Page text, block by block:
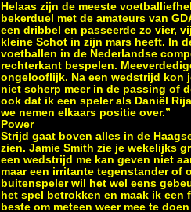
Helaas zijn de meeste
bekerduel met de amateurs van
een dribbel en passeerde zo vier,
kleine Schot in zijn mars heeft. In
voetballen in de Nederlandse
rechterkant bespelen.
ongelooflijk. Na een wedstrijd kon
niet scherp meer in de passing of
ook dat ik een speler als Daniël
we nemen elkaars positie over.’’
Power
Strijd gaat boven alles in de
zien. Jamie Smith zie je wekelijks
een wedstrijd me kan geven niet
maar een irritante tegenstander of
buitenspeler wil het wel eens
het spel betrokken en maak ik
beste om meteen weer mee te